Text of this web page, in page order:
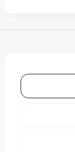
Divers
Technologie